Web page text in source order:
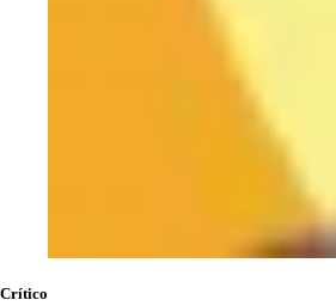
Crítico